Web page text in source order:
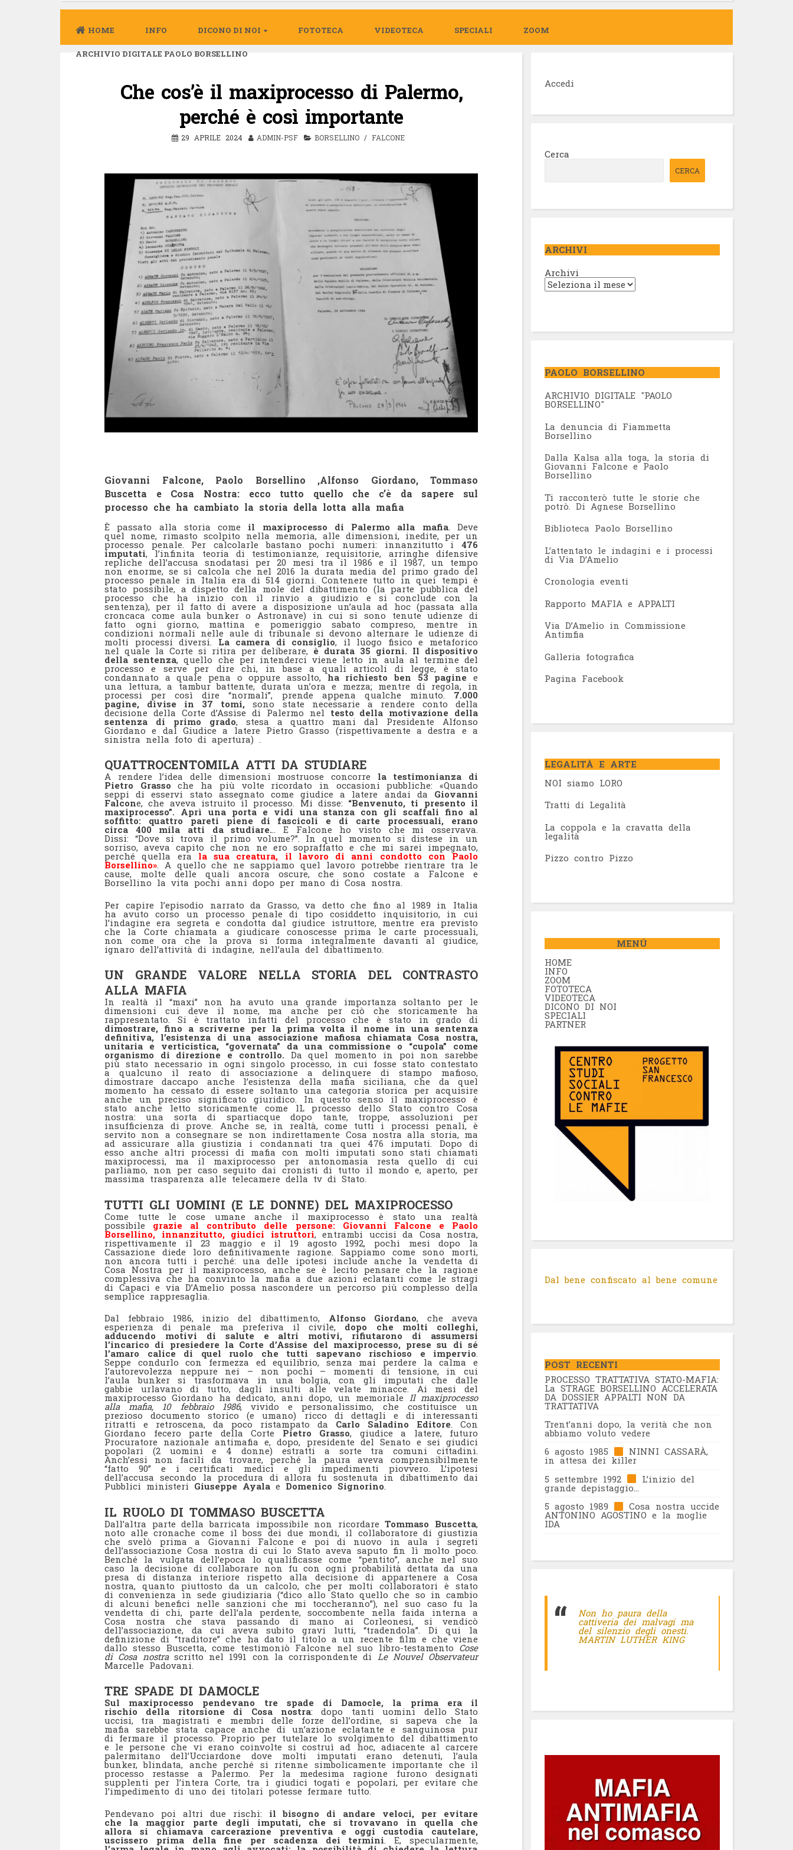
HOME INFO DICONO DI NOI FOTOTECA VIDEOTECA SPECIALI ZOOM
ARCHIVIO DIGITALE PAOLO BORSELLINO
Che cos’è il maxiprocesso di Palermo,
perché è così importante
29 APRILE 2024 ADMIN-PSF BORSELLINO / FALCONE
Giovanni Falcone, Paolo Borsellino ,Alfonso Giordano, Tommaso
Buscetta e Cosa Nostra: ecco tutto quello che c’è da sapere sul
processo che ha cambiato la storia della lotta alla mafia
È passato alla storia come il maxiprocesso di Palermo alla mafia. Deve
quel nome, rimasto scolpito nella memoria, alle dimensioni, inedite, per un
processo penale. Per calcolarle bastano pochi numeri: innanzitutto i 476
imputati, l’infinita teoria di testimonianze, requisitorie, arringhe difensive
repliche dell’accusa snodatasi per 20 mesi tra il 1986 e il 1987, un tempo
non enorme, se si calcola che nel 2016 la durata media del primo grado del
processo penale in Italia era di 514 giorni. Contenere tutto in quei tempi è
stato possibile, a dispetto della mole del dibattimento (la parte pubblica del
processo che ha inizio con il rinvio a giudizio e si conclude con la
sentenza), per il fatto di avere a disposizione un’aula ad hoc (passata alla
croncaca come aula bunker o Astronave) in cui si sono tenute udienze di
fatto ogni giorno, mattina e pomeriggio sabato compreso, mentre in
condizioni normali nelle aule di tribunale si devono alternare le udienze di
molti processi diversi. La camera di consiglio, il luogo fisico e metaforico
nel quale la Corte si ritira per deliberare, è durata 35 giorni. Il dispositivo
della sentenza, quello che per intenderci viene letto in aula al termine del
processo e serve per dire chi, in base a quali articoli di legge, è stato
condannato a quale pena o oppure assolto,ha richiesto ben 53 pagine e
una lettura, a tambur battente, durata un’ora e mezza; mentre di regola, in
processi per così dire “normali”, prende appena qualche minuto. 7.000
pagine, divise in 37 tomi, sono state necessarie a rendere conto della
decisione della Corte d’Assise di Palermo nel testo della motivazione della
sentenza di primo grado, stesa a quattro mani dal Presidente Alfonso
Giordano e dal Giudice a latere Pietro Grasso (rispettivamente a destra e a
sinistra nella foto di apertura) .
QUATTROCENTOMILA ATTI DA STUDIARE
A rendere l’idea delle dimensioni mostruose concorre la testimonianza di
Pietro Grasso che ha più volte ricordato in occasioni pubbliche: «Quando
seppi di esservi stato assegnato come giudice a latere andai da Giovanni
Falcone, che aveva istruito il processo. Mi disse: “Benvenuto, ti presento il
maxiprocesso”. Aprì una porta e vidi una stanza con gli scaffali fino al
soffitto: quattro pareti piene di fascicoli e di carte processuali, erano
circa 400 mila atti da studiare... E Falcone ho visto che mi osservava.
Dissi: “Dove si trova il primo volume?”. In quel momento si distese in un
sorriso, aveva capito che non ne ero sopraffatto e che mi sarei impegnato,
perché quella era la sua creatura, il lavoro di anni condotto con Paolo
Borsellino». A quello che ne sappiamo quel lavoro potrebbe rientrare tra le
cause, molte delle quali ancora oscure, che sono costate a Falcone e
Borsellino la vita pochi anni dopo per mano di Cosa nostra.
Per capire l’episodio narrato da Grasso, va detto che fino al 1989 in Italia
ha avuto corso un processo penale di tipo cosiddetto inquisitorio, in cui
l’indagine era segreta e condotta dal giudice istruttore, mentre era previsto
che la Corte chiamata a giudicare conoscesse prima le carte processuali,
non come ora che la prova si forma integralmente davanti al giudice,
ignaro dell’attività di indagine, nell’aula del dibattimento.
UN GRANDE VALORE NELLA STORIA DEL CONTRASTO
ALLA MAFIA
In realtà il “maxi” non ha avuto una grande importanza soltanto per le
dimensioni cui deve il nome, ma anche per ciò che storicamente ha
rappresentato. Si è trattato infatti del processo che è stato in grado di
dimostrare, fino a scriverne per la prima volta il nome in una sentenza
definitiva, l’esistenza di una associazione mafiosa chiamata Cosa nostra,
unitaria e verticistica, “governata” da una commissione o “cupola” come
organismo di direzione e controllo.Da quel momento in poi non sarebbe
più stato necessario in ogni singolo processo, in cui fosse stato contestato
a qualcuno il reato di associazione a delinquere di stampo mafioso,
dimostrare daccapo anche l’esistenza della mafia siciliana, che da quel
momento ha cessato di essere soltanto una categoria storica per acquisire
anche un preciso significato giuridico. In questo senso il maxiprocesso è
stato anche letto storicamente come lL processo dello Stato contro Cosa
nostra: una sorta di spartiacque dopo tante, troppe, assoluzioni per
insufficienza di prove. Anche se, in realtà, come tutti i processi penali, è
servito non a consegnare se non indirettamente Cosa nostra alla storia, ma
ad assicurare alla giustizia i condannati tra quei 476 imputati. Dopo di
esso anche altri processi di mafia con molti imputati sono stati chiamati
maxiprocessi, ma il maxiprocesso per antonomasia resta quello di cui
parliamo, non per caso seguito dai cronisti di tutto il mondo e, aperto, per
massima trasparenza alle telecamere della tv di Stato.
TUTTI GLI UOMINI (E LE DONNE) DEL MAXIPROCESSO
Come tutte le cose umane anche il maxiprocesso è stato una realtà
possibile grazie al contributo delle persone: Giovanni Falcone e Paolo
Borsellino, innanzitutto, giudici istruttori, entrambi uccisi da Cosa nostra,
rispettivamente il 23 maggio e il 19 agosto 1992, pochi mesi dopo la
Cassazione diede loro definitivamente ragione. Sappiamo come sono morti,
non ancora tutti i perché: una delle ipotesi include anche la vendetta di
Cosa Nostra per il maxiprocesso, anche se è lecito pensare che la ragione
complessiva che ha convinto la mafia a due azioni eclatanti come le stragi
di Capaci e via D’Amelio possa nascondere un percorso più complesso della
semplice rappresaglia.
Dal febbraio 1986, inizio del dibattimento, Alfonso Giordano, che aveva
esperienza di penale ma preferiva il civile, dopo che molti colleghi,
adducendo motivi di salute e altri motivi, rifiutarono di assumersi
l’incarico di presiedere la Corte d’Assise del maxiprocesso, prese su di sé
l’amaro calice di quel ruolo che tutti sapevano rischioso e impervio.
Seppe condurlo con fermezza ed equilibrio, senza mai perdere la calma e
l’autorevolezza neppure nei – non pochi – momenti di tensione, in cui
l’aula bunker si trasformava in una bolgia, con gli imputati che dalle
gabbie urlavano di tutto, dagli insulti alle velate minacce. Ai mesi del
maxiprocesso Giordano ha dedicato, anni dopo, un memoriale Il maxiprocesso
alla mafia, 10 febbraio 1986, vivido e personalissimo, che costituisce un
prezioso documento storico (e umano) ricco di dettagli e di interessanti
ritratti e retroscena, da poco ristampato da Carlo Saladino Editore. Con
Giordano fecero parte della Corte Pietro Grasso, giudice a latere, futuro
Procuratore nazionale antimafia e, dopo, presidente del Senato e sei giudici
popolari (2 uomini e 4 donne) estratti a sorte tra comuni cittadini.
Anch’essi non facili da trovare, perché la paura aveva comprensibilmente
“fatto 90” e i certificati medici e gli impedimenti piovvero. L’ipotesi
dell’accusa secondo la procedura di allora fu sostenuta in dibattimento dai
Pubblici ministeri Giuseppe Ayala e Domenico Signorino.
IL RUOLO DI TOMMASO BUSCETTA
Dall’altra parte della barricata impossibile non ricordareTommaso Buscetta,
noto alle cronache come il boss dei due mondi, il collaboratore di giustizia
che svelò prima a Giovanni Falcone e poi di nuovo in aula i segreti
dell’associazione Cosa nostra di cui lo Stato aveva saputo fin lì molto poco.
Benché la vulgata dell’epoca lo qualificasse come “pentito”, anche nel suo
caso la decisione di collaborare non fu con ogni probabilità dettata da una
presa di distanza interiore rispetto alla decisione di appartenere a Cosa
nostra, quanto piuttosto da un calcolo, che per molti collaboratori è stato
di convenienza in sede giudiziaria (“dico allo Stato quello che so in cambio
di alcuni benefici nelle sanzioni che mi toccheranno”), nel suo caso fu la
vendetta di chi, parte dell’ala perdente, soccombente nella faida interna a
Cosa nostra che stava passando di mano ai Corleonesi, si vendicò
dell’associazione, da cui aveva subito gravi lutti, “tradendola”. Di qui la
definizione di “traditore” che ha dato il titolo a un recente film e che viene
dallo stesso Buscetta, come testimoniò Falcone nel suo libro-testamento Cose
di Cosa nostrascritto nel 1991 con la corrispondente di Le Nouvel Observateur
Marcelle Padovani.
TRE SPADE DI DAMOCLE
Sul maxiprocesso pendevano tre spade di Damocle, la prima era il
rischio della ritorsione di Cosa nostra: dopo tanti uomini dello Stato
uccisi, tra magistrati e membri delle forze dell’ordine, si sapeva che la
mafia sarebbe stata capace anche di un’azione eclatante e sanguinosa pur
di fermare il processo. Proprio per tutelare lo svolgimento del dibattimento
e le persone che vi erano coinvolte si costruì ad hoc, adiacente al carcere
palermitano dell’Ucciardone dove molti imputati erano detenuti, l’aula
bunker, blindata, anche perché si ritenne simbolicamente importante che il
processo restasse a Palermo. Per la medesima ragione furono designati
supplenti per l’intera Corte, tra i giudici togati e popolari, per evitare che
l’impedimento di uno dei titolari potesse fermare tutto.
Pendevano poi altri due rischi: il bisogno di andare veloci, per evitare
che la maggior parte degli imputati, che si trovavano in quella che
allora si chiamava carcerazione preventiva e oggi custodia cautelare,
uscissero prima della fine per scadenza dei termini . E, specularmente,
Accedi
Cerca
CERCA
ARCHIVI
Archivi
PAOLO BORSELLINO
ARCHIVIO DIGITALE "PAOLO
BORSELLINO"
La denuncia di Fiammetta
Borsellino
Dalla Kalsa alla toga, la storia di
Giovanni Falcone e Paolo
Borsellino
Ti racconterò tutte le storie che
potrò. Di Agnese Borsellino
Biblioteca Paolo Borsellino
L’attentato le indagini e i processi
di Via D’Amelio
Cronologia eventi
Rapporto MAFIA e APPALTI
Via D’Amelio in Commissione
Antimfia
Galleria fotografica
Pagina Facebook
LEGALITÀ E ARTE
NOI siamo LORO
Tratti di Legalità
La coppola e la cravatta della
legalità
Pizzo contro Pizzo
MENÚ
HOME
INFO
ZOOM
FOTOTECA
VIDEOTECA
DICONO DI NOI
SPECIALI
PARTNER
Dal bene confiscato al bene comune
POST RECENTI
PROCESSO TRATTATIVA STATO-MAFIA:
La STRAGE BORSELLINO ACCELERATA
DA DOSSIER APPALTI NON DA
TRATTATIVA
Trent’anni dopo, la verità che non
abbiamo voluto vedere
6 agosto 1985
NINNI CASSARÀ,
in attesa dei killer
5 settembre 1992
L’inizio del
grande depistaggio…
5 agosto 1989
Cosa nostra uccide
ANTONINO AGOSTINO e la moglie
IDA
Non ho paura della
cattiveria dei malvagi ma
del silenzio degli onesti.
MARTIN LUTHER KING